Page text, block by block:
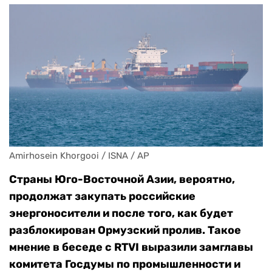
Amirhosein Khorgooi / ISNA / AP
Страны Юго-Восточной Азии, вероятно,
продолжат закупать российские
энергоносители и после того, как будет
разблокирован Ормузский пролив. Такое
мнение в беседе с RTVI выразили замглавы
комитета Госдумы по промышленности и